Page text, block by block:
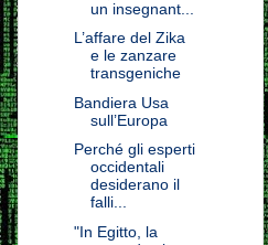
un insegnant...
L’affare del Zika
e le zanzare
transgeniche
Bandiera Usa
sull’Europa
Perché gli esperti
occidentali
desiderano il
falli...
"In Egitto, la